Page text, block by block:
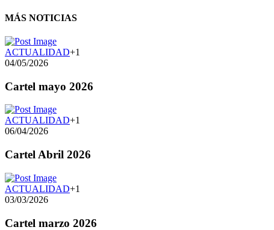
MÁS NOTICIAS
ACTUALIDAD+1
04/05/2026
Cartel mayo 2026
ACTUALIDAD+1
06/04/2026
Cartel Abril 2026
ACTUALIDAD+1
03/03/2026
Cartel marzo 2026